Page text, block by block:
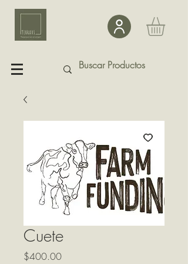
Cuete
$400.00Precio